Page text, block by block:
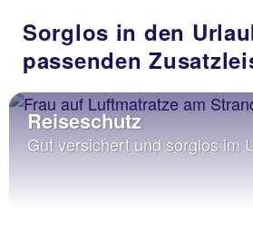
Sorglos in den
passenden
Reiseschutz
Gut versichert und sorglos im